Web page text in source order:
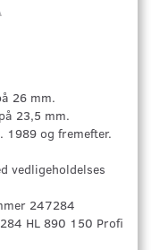
26 mm.
23,5 mm.
1989 og fremefter.
vedligeholdelses
247284
HL 890 150 Profi